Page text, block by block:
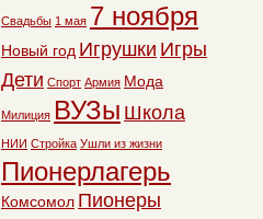
Свадьбы 1 мая 7 ноября
Новый год Игрушки Игры
Дети Спорт Армия Мода
Милиция ВУЗы Школа
НИИ Стройка Ушли из жизни
Пионерлагерь
Комсомол Пионеры